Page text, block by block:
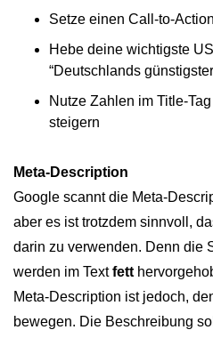
Setze einen Call-to-
Hebe deine wichtigste
“Deutschlands
Nutze Zahlen im Title-
steigern
Meta-Description
Google scannt die Meta-
aber es ist trotzdem sinnvoll,
darin zu verwenden. Denn die
werden im Textfett
Meta-Description ist jedoch,
bewegen. Die Beschreibung